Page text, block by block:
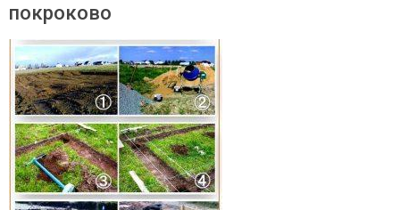
покроково